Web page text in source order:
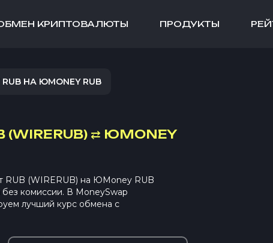
КРИПТОВАЛЮТЫ ПРОДУКТЫ
НА ЮMONEY RUB
⇄ ЮMONEY
RUB (WIRERUB) на ЮMoney RUB
комиссии. В MoneySwap
лучший курс обмена с